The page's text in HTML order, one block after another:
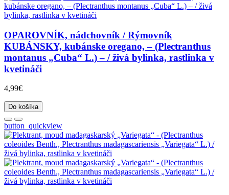
OPAROVNÍK, nádchovník / Rýmovník
KUBÁNSKY, kubánske oregano, – (Plectranthus
montanus „Cuba“ L.) – / živá bylinka, rastlinka v
kvetináči
4,99€
Do košíka
button_quickview